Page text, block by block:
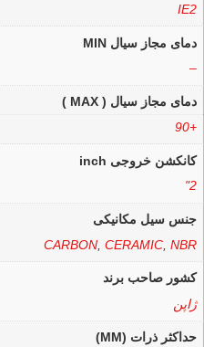
IE2
دمای مجاز سیال MIN
–
دمای مجاز سیال ( MAX )
+90
کانکشن خروجی inch
2"
جنس سیل مکانیکی
CARBON, CERAMIC, NBR
کشور صاحب برند
ژاپن
حداکثر ذرات (MM)